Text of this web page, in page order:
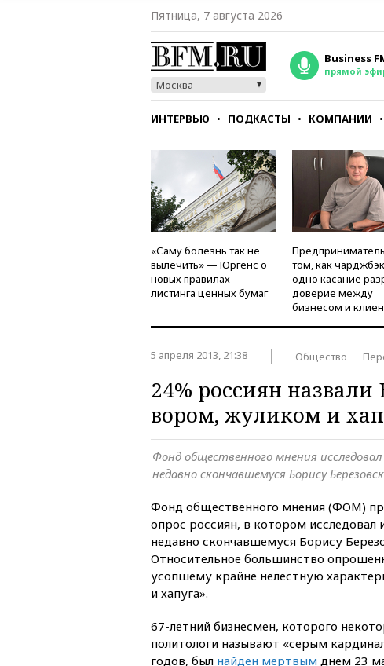
Пятница, 7 августа 2026
Москва
Business
прямой
ИНТЕРВЬЮ ПОДКАСТЫ КОМПАНИИ
СТИЛЬ ТЕСТЫ
«Саму болезнь так не
вылечить» — Юргенс о
новых правилах
листинга ценных бумаг
том, как
одно касание
доверие между
бизнесом и
5 апреля 2013, 21:38 Общество
24% россиян назвали
вором, жуликом и
Фонд общественного мнения
недавно скончавшемуся Борису
Фонд общественного мнения (ФОМ)
опрос россиян, в котором исследовал
недавно скончавшемуся Борису
Относительное большинство
усопшему крайне нелестную
и хапуга».
67-летний бизнесмен, которого
политологи называют «серым
годов, был найден мертвым днем 23